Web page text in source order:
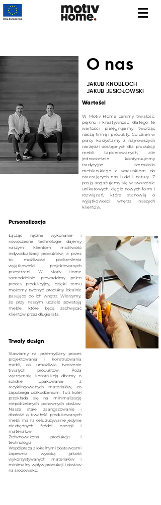
O nas
JAKUB KNOBLOCH
JAKUB JESIOŁOWSKI
Wartości
W Motiv Home cenimy trwałość,
piękno i kreatywność, dlatego te
wartości pielęgnujemy tworząc
naszą firmę i produkty. Co dzień w
pracy korzystamy z najnowszych
narzędzi dostępnych dla produkcji
mebli tapicerowanych, ale
jednocześnie kontynuujemy
tradycyjne rzemiosła
meblarskiego z szacunkiem do
otaczających nas ludzi i natury. Z
pasją angażujemy się w tworzenie
unikatowych, ciągle nowych form i
rozwiązań, które stanowią o
wyjątkowości wnętrz naszych
klientów.
Personalizacja
Łącząc ręczne wykonanie i
nowoczesne technologie dajemy
naszym klientom możliwość
indywidualizacji produktów, a przez
to możliwość podkreślenia
wyjątkowości projektowanych
przestrzeni. W Motiv Home
samodzielnie prowadzimy pełen
proces produkcyjny, dzięki temu
możemy tworzyć produkty idealnie
pasujące do ich wnętrz. Wierzymy,
że przy naszym udziale powstają
meble, które będą zachwycać
klientów przez długie lata.
Trwały design
Stawiamy na przemyślany proces
projektowania i konstruowania
mebli, co umożliwia tworzenie
trwałych produktów. Poza
wytrzymałą konstrukcją dbamy o
solidne opakowanie z
recyklingowanych materiałów, co
zapobiega uszkodzeniom. To z kolei
przekłada się na minimalizację
niepotrzebnych ponownych dostaw.
Nasze stałe zaangażowanie i
dbałość o trwałość produkowanych
mebli ma na celu zużywanie jedynie
niezbędnych źródeł energii i
materiałów.
Zrównoważona produkcja i
technologia
Współpraca z lokalnymi dostawcami
zapewnia wysoką jakość
wykorzystywanych materiałów i
minimalny wpływ produkcji i dostaw
na środowisko.